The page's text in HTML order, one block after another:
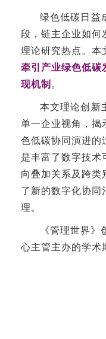
绿色低碳日益
段，链主企业如何
理论研究热点。本
牵引产业绿色低碳
现机制 。
本文理论创新
单一企业视角，揭
色低碳协同演进的
是丰富了数字技术
向叠加关系及跨类
了新的数字化协同
理。
《管理世界
心主管主办的学术